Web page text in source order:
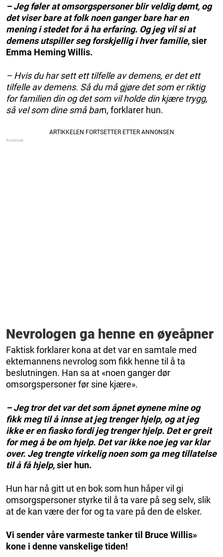
– Jeg føler at omsorgspersoner blir veldig dømt, og
det viser bare at folk noen ganger bare har en
mening i stedet for å ha erfaring. Og jeg vil si at
demens utspiller seg forskjellig i hver familie, sier
Emma Heming Willis.
– Hvis du har sett ett tilfelle av demens, er det ett
tilfelle av demens. Så du må gjøre det som er riktig
for familien din og det som vil holde din kjære trygg,
så vel som dine små barn, forklarer hun.
Nevrologen ga henne en øyeåpner
Faktisk forklarer kona at det var en samtale med
ektemannens nevrolog som fikk henne til å ta
beslutningen. Han sa at «noen ganger dør
omsorgspersoner før sine kjære».
– Jeg tror det var det som åpnet øynene mine og
fikk meg til å innse at jeg trenger hjelp, og at jeg
ikke er en fiasko fordi jeg trenger hjelp. Det er greit
for meg å be om hjelp. Det var ikke noe jeg var klar
over. Jeg trengte virkelig noen som ga meg tillatelse
til å få hjelp,sier hun.
Hun har nå gitt ut en bok som hun håper vil gi
omsorgspersoner styrke til å ta vare på seg selv, slik
at de kan være der for og ta vare på den de elsker.
Vi sender våre varmeste tanker til Bruce Willis»
kone i denne vanskelige tiden!